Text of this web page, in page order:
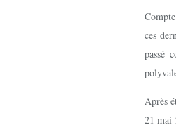
ces
passé
Après
21 mai